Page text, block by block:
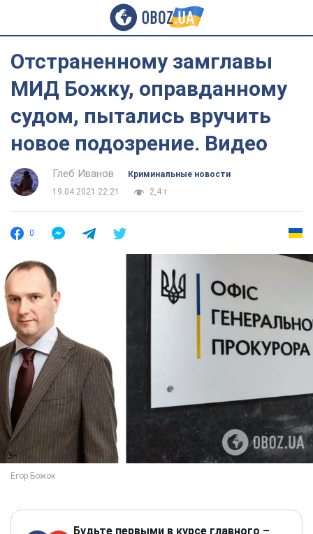
Отстраненному замглавы
МИД Божку, оправданному
судом, пытались вручить
новое подозрение. Видео
Глеб Иванов
Криминальные новости
19.04.2021 22:21
2,4 т.
0
Будьте первыми в курсе главного –